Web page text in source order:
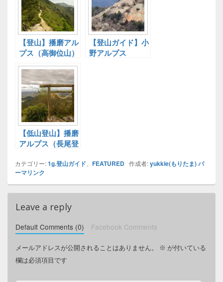
【登山】播磨アル
プス（高御位山）
西→東へ縦走して
きた
【登山ガイド】小
野アルプス
【低山登山】播磨
アルプス（長尾登
カテゴリー:1g.登山ガイド FEATURED 作成者:yukkie(もりたま)パ
ーマリンク
Leave a reply
Default Comments (0) Facebook Comments
メールアドレスが公開されることはありません。 ※ が付いている
欄は必須項目です